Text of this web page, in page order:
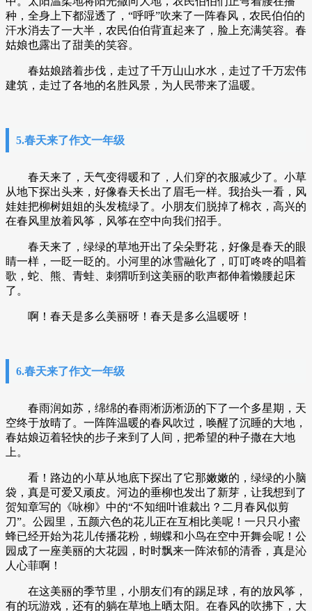
种，全身上下都湿透了，“呼呼”吹来了一阵春风，农民伯伯的
汗水消去了一大半，农民伯伯背直起来了，脸上充满笑容。春
姑娘也露出了甜美的笑容。
春姑娘踏着步伐，走过了千万山山水水，走过了千万宏伟
建筑，走过了各地的名胜风景，为人民带来了温暖。
5.春天来了作文一年级
春天来了，天气变得暖和了，人们穿的衣服减少了。小草
从地下探出头来，好像春天长出了眉毛一样。我抬头一看，风
娃娃把柳树姐姐的头发梳绿了。小朋友们脱掉了棉衣，高兴的
在春风里放着风筝，风筝在空中向我们招手。
春天来了，绿绿的草地开出了朵朵野花，好像是春天的眼
睛一样，一眨一眨的。小河里的冰雪融化了，叮叮咚咚的唱着
歌，蛇、熊、青蛙、刺猬听到这美丽的歌声都伸着懒腰起床
了。
啊！春天是多么美丽呀！春天是多么温暖呀！
6.春天来了作文一年级
春雨润如苏，绵绵的春雨淅沥淅沥的下了一个多星期，天
空终于放晴了。一阵阵温暖的春风吹过，唤醒了沉睡的大地，
春姑娘迈着轻快的步子来到了人间，把希望的种子撒在大地
上。
看！路边的小草从地底下探出了它那嫩嫩的，绿绿的小脑
袋，真是可爱又顽皮。河边的垂柳也发出了新芽，让我想到了
贺知章写的《咏柳》中的“不知细叶谁裁出？二月春风似剪
刀”。公园里，五颜六色的花儿正在互相比美呢！一只只小蜜
蜂已经开始为花儿传播花粉，蝴蝶和小鸟在空中开舞会呢！公
园成了一座美丽的大花园，时时飘来一阵浓郁的清香，真是沁
人心菲啊！
在这美丽的季节里，小朋友们有的踢足球，有的放风筝，
有的玩游戏，还有的躺在草地上晒太阳。在春风的吹拂下，大